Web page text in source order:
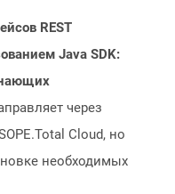
REST
Java SDK:
через
Cloud, но
необходимых